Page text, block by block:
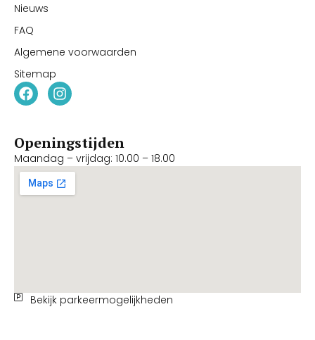
Nieuws
FAQ
Algemene voorwaarden
Sitemap
Openingstijden
Maandag – vrijdag: 10.00 – 18.00
Bekijk parkeermogelijkheden